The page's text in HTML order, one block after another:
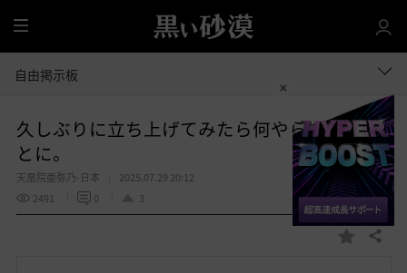
全
体
自由掲示板
久しぶりに立ち上げてみたら何やらすごいこ
とに。
天凰院亜弥乃-日本
2025.07.29 20:12
2491
0 3
お 共有する